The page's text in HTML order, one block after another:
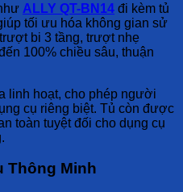
ALLY QT-BN14 đi kèm tủ
tối ưu hóa không gian sử
bi 3 tầng, trượt nhẹ
100% chiều sâu, thuận
linh hoạt, cho phép người
cụ riêng biệt. Tủ còn được
toàn tuyệt đối cho dụng cụ
Thông Minh